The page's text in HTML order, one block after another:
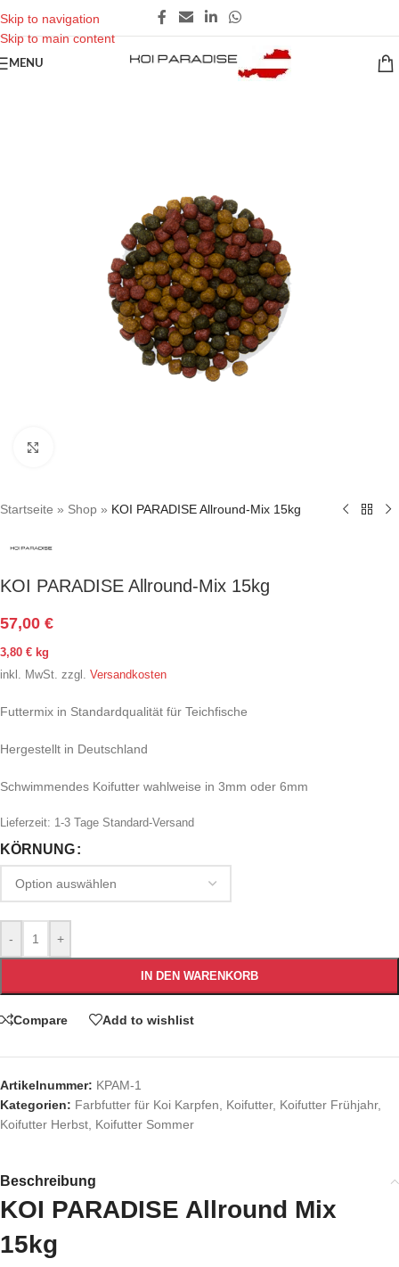
Skip to navigation
Skip to main content
MENU
Startseite » Shop » KOI PARADISE Allround-Mix 15kg
KOI PARADISE Allround-Mix 15kg
57,00 €
3,80 € kg
inkl. MwSt. zzgl. Versandkosten
Futtermix in Standardqualität für Teichfische
Hergestellt in Deutschland
Schwimmendes Koifutter wahlweise in 3mm oder 6mm
Lieferzeit: 1-3 Tage Standard-Versand
KÖRNUNG
- +
IN DEN WARENKORB
Compare Add to wishlist
Artikelnummer: KPAM-1
Kategorien: Farbfutter für Koi Karpfen Koifutter, Koifutter Frühjahr,
Koifutter Herbst Koifutter Sommer
Beschreibung
KOI PARADISE Allround Mix
15kg